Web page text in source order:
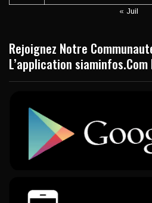
« Juil
Rejoignez Notre
L’application